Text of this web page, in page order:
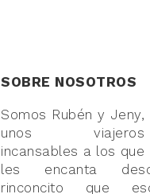
SOBRE NOSOTROS
Somos Rubén y Jeny,
unos viajeros
incansables a los que
les encanta
rinconcito que